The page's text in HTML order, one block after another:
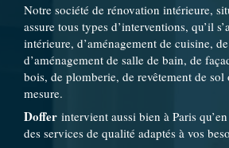
Notre société de rénovation intérieure,
assure tous types d’interventions, qu’il
intérieure, d’aménagement de cuisine,
d’aménagement de salle de bain, de
bois, de plomberie, de revêtement de
mesure.
Doffer intervient aussi bien à Paris
des services de qualité adaptés à vos